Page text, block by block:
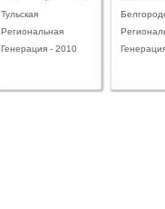
Тульская
Региональная
Генерация - 2010